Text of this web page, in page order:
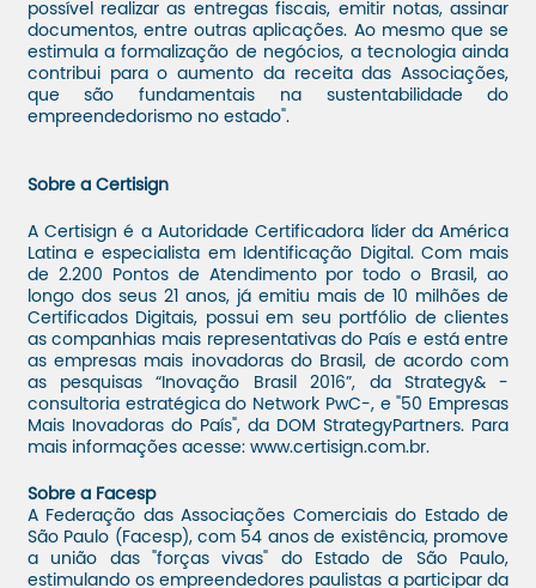
possível realizar as entregas fiscais, emitir notas, assinar
documentos, entre outras aplicações. Ao mesmo que se
estimula a formalização de negócios, a tecnologia ainda
contribui para o aumento da receita das Associações,
que são fundamentais na sustentabilidade do
empreendedorismo no estado".
Sobre a Certisign
A Certisign é a Autoridade Certificadora líder da América
Latina e especialista em Identificação Digital. Com mais
de 2.200 Pontos de Atendimento por todo o Brasil, ao
longo dos seus 21 anos, já emitiu mais de 10 milhões de
Certificados Digitais, possui em seu portfólio de clientes
as companhias mais representativas do País e está entre
as empresas mais inovadoras do Brasil, de acordo com
as pesquisas “Inovação Brasil 2016”, da Strategy& -
consultoria estratégica do Network PwC-, e "50 Empresas
Mais Inovadoras do País", da DOM StrategyPartners. Para
mais informações acesse: www.certisign.com.br.
Sobre a Facesp
A Federação das Associações Comerciais do Estado de
São Paulo (Facesp), com 54 anos de existência, promove
a união das "forças vivas" do Estado de São Paulo,
estimulando os empreendedores paulistas a participar da